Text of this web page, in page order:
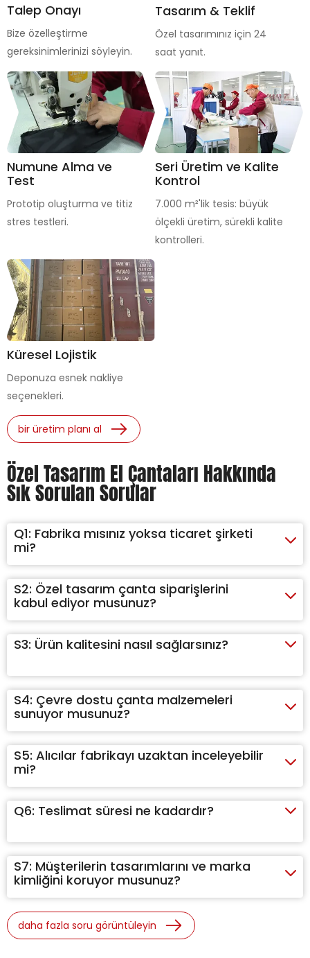
Talep Onayı
Bize özelleştirme
gereksinimlerinizi söyleyin.
Tasarım & Teklif
Özel tasarımınız için 24
saat yanıt.
Numune Alma ve
Test
Prototip oluşturma ve titiz
stres testleri.
Seri Üretim ve Kalite
Kontrol
7.000 m²'lik tesis: büyük
ölçekli üretim, sürekli kalite
kontrolleri.
Küresel Lojistik
Deponuza esnek nakliye
seçenekleri.
bir üretim planı al
Özel Tasarım El Çantaları Hakkında
Sık Sorulan Sorular
Q1: Fabrika mısınız yoksa ticaret şirketi
mi?
S2: Özel tasarım çanta siparişlerini
kabul ediyor musunuz?
S3: Ürün kalitesini nasıl sağlarsınız?
S4: Çevre dostu çanta malzemeleri
sunuyor musunuz?
S5: Alıcılar fabrikayı uzaktan inceleyebilir
mi?
Q6: Teslimat süresi ne kadardır?
S7: Müşterilerin tasarımlarını ve marka
kimliğini koruyor musunuz?
daha fazla soru görüntüleyin